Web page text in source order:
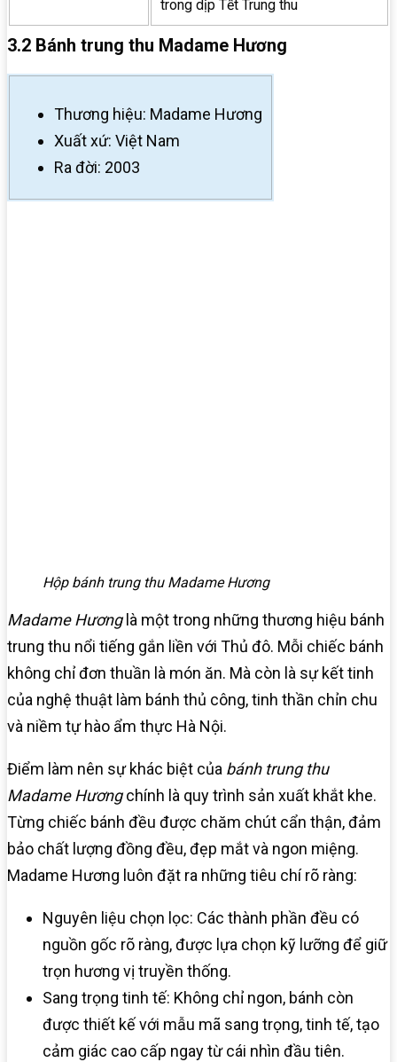
trong dịp Tết Trung thu
3.2 Bánh trung thu Madame Hương
Thương hiệu: Madame Hương
Xuất xứ: Việt Nam
Ra đời: 2003
Hộp bánh trung thu Madame Hương
Madame Hươnglà một trong những thương hiệu bánh
trung thu nổi tiếng gắn liền với Thủ đô. Mỗi chiếc bánh
không chỉ đơn thuần là món ăn. Mà còn là sự kết tinh
của nghệ thuật làm bánh thủ công, tinh thần chỉn chu
và niềm tự hào ẩm thực Hà Nội.
Điểm làm nên sự khác biệt của bánh trung thu
Madame Hươngchính là quy trình sản xuất khắt khe.
Từng chiếc bánh đều được chăm chút cẩn thận, đảm
bảo chất lượng đồng đều, đẹp mắt và ngon miệng.
Madame Hương luôn đặt ra những tiêu chí rõ ràng:
Nguyên liệu chọn lọc: Các thành phần đều có
nguồn gốc rõ ràng, được lựa chọn kỹ lưỡng để giữ
trọn hương vị truyền thống.
Sang trọng tinh tế: Không chỉ ngon, bánh còn
được thiết kế với mẫu mã sang trọng, tinh tế, tạo
cảm giác cao cấp ngay từ cái nhìn đầu tiên.